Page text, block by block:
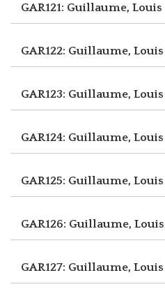
GAR121: Guillaume, Louis
GAR122: Guillaume, Louis
GAR123: Guillaume, Louis
GAR124: Guillaume, Louis
GAR125: Guillaume, Louis
GAR126: Guillaume, Louis
GAR127: Guillaume, Louis